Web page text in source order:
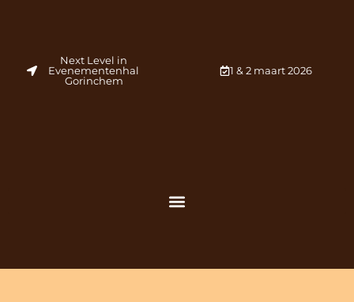
Next Level in
Evenementenhal
Gorinchem
1 & 2 maart 2026